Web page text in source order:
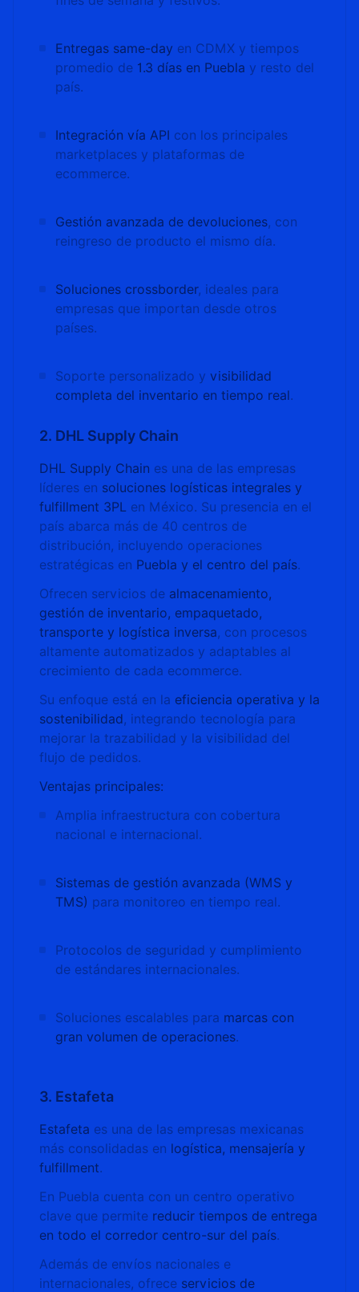
Entregas same-day en CDMX y tiempos
promedio de 1.3 días en Puebla y resto del
país.
Integración vía API con los principales
marketplaces y plataformas de
ecommerce.
Gestión avanzada de devoluciones, con
reingreso de producto el mismo día.
Soluciones crossborder, ideales para
empresas que importan desde otros
países.
Soporte personalizado y visibilidad
completa del inventario en tiempo real.
2. DHL Supply Chain
DHL Supply Chain es una de las empresas
líderes en soluciones logísticas integrales y
fulfillment 3PL en México. Su presencia en el
país abarca más de 40 centros de
distribución, incluyendo operaciones
estratégicas en Puebla y el centro del país.
Ofrecen servicios de almacenamiento,
gestión de inventario, empaquetado,
transporte y logística inversa, con procesos
altamente automatizados y adaptables al
crecimiento de cada ecommerce.
Su enfoque está en la eficiencia operativa y la
sostenibilidad, integrando tecnología para
mejorar la trazabilidad y la visibilidad del
flujo de pedidos.
Ventajas principales:
Amplia infraestructura con cobertura
nacional e internacional.
Sistemas de gestión avanzada (WMS y
TMS) para monitoreo en tiempo real.
Protocolos de seguridad y cumplimiento
de estándares internacionales.
Soluciones escalables para marcas con
gran volumen de operaciones.
3. Estafeta
Estafeta es una de las empresas mexicanas
más consolidadas en logística, mensajería y
fulfillment.
En Puebla cuenta con un centro operativo
clave que permite reducir tiempos de entrega
en todo el corredor centro-sur del país.
Además de envíos nacionales e
internacionales, ofrece servicios de